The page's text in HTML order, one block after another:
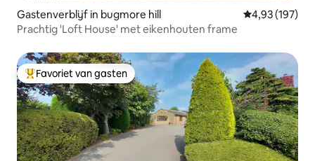
Gastenverblijf in bugmore hill Gemiddelde
4,93 (197)
Prachtig 'Loft House' met eikenhouten frame
Topfavoriet van gasten
Favoriet van gasten